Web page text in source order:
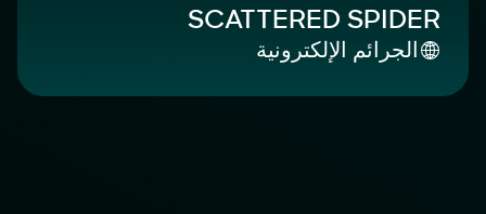
SCATTERED SPIDER
الجرائم الإلكترونية